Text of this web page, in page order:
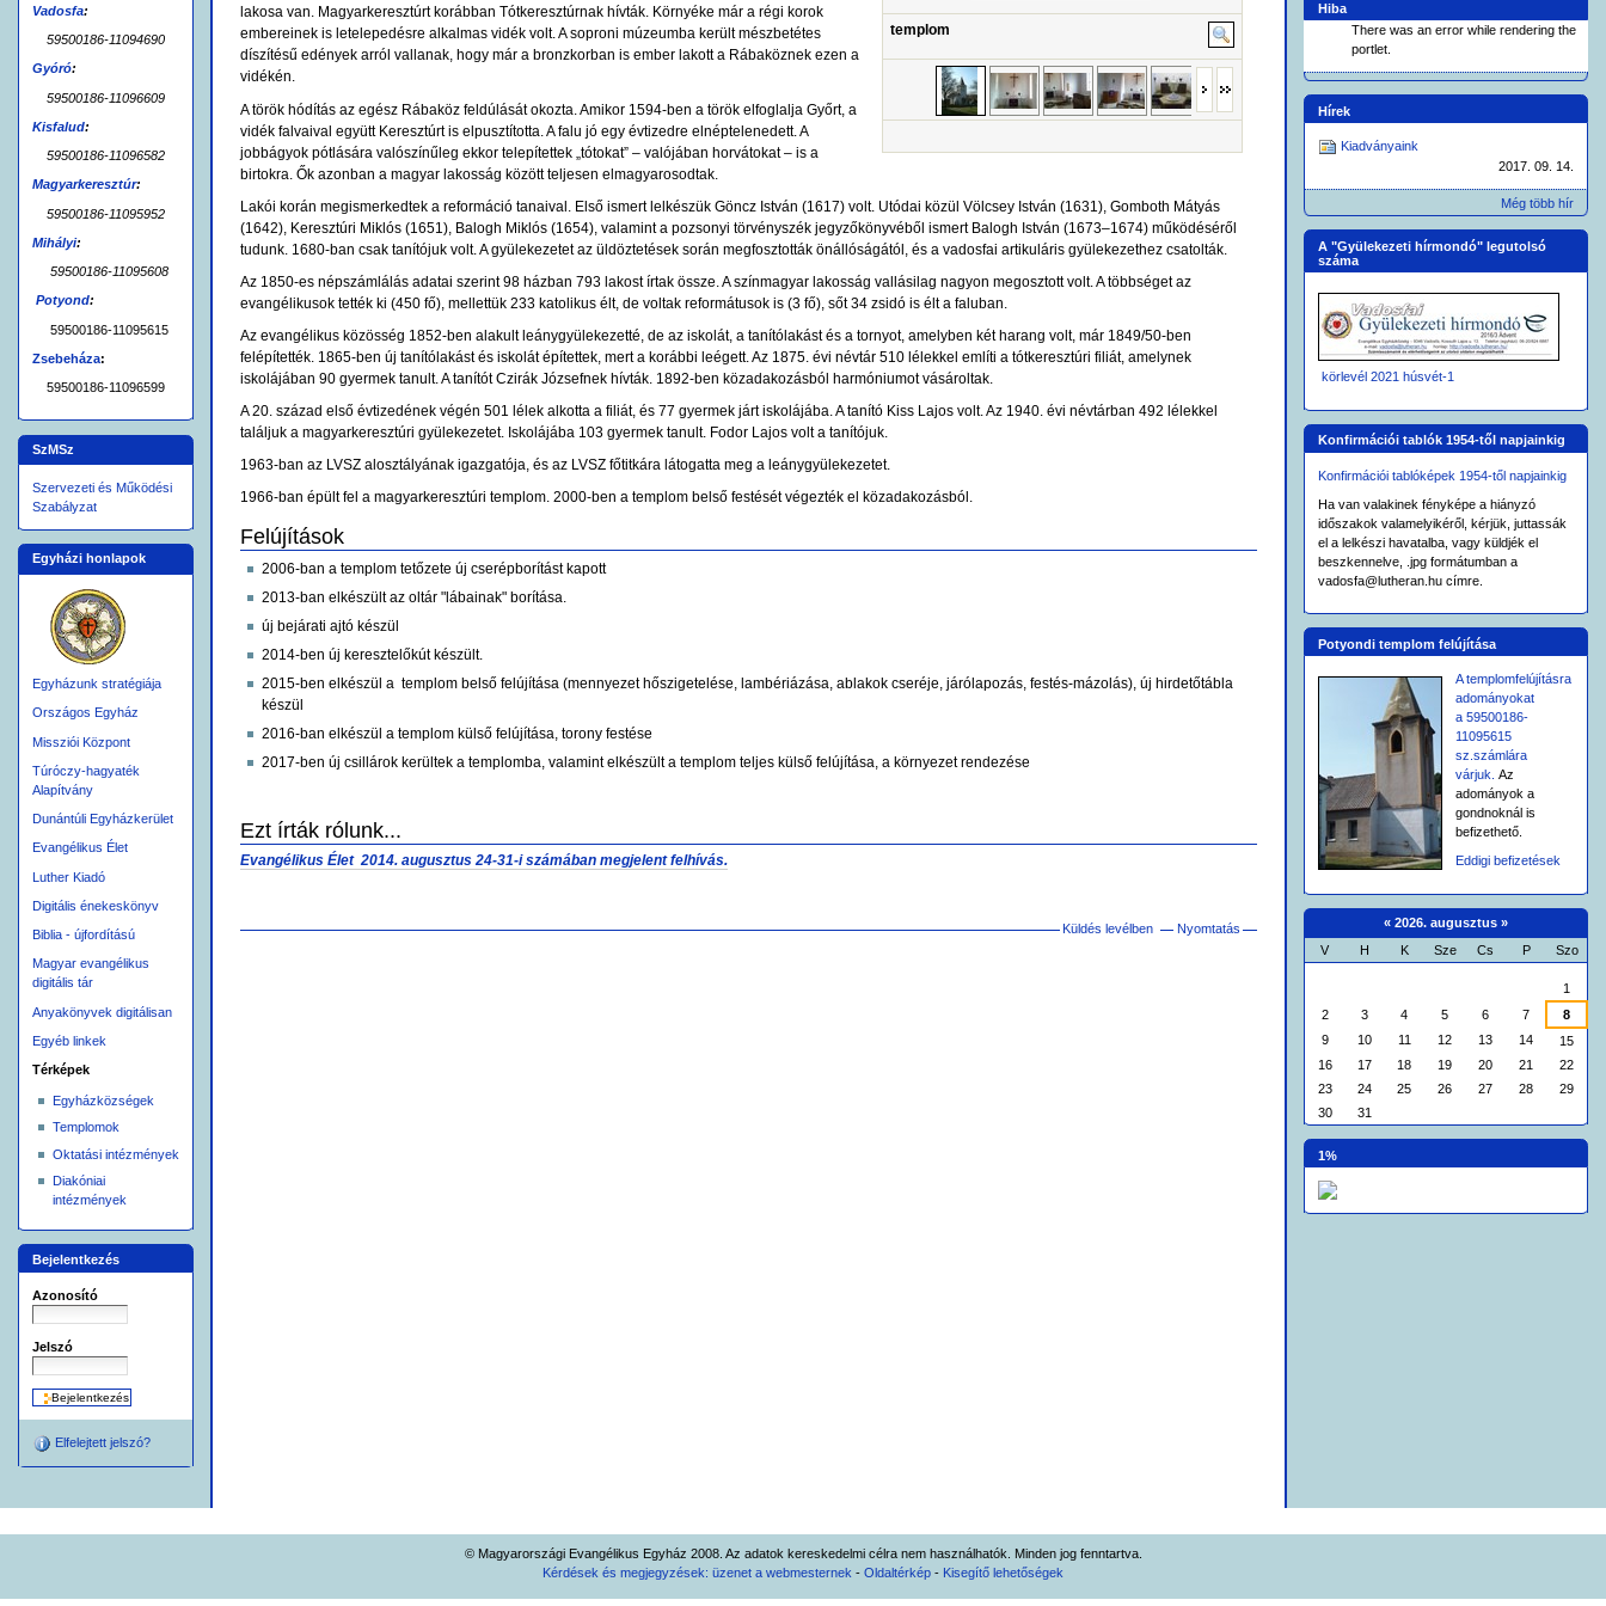
Vadosfa:
59500186-11094690
Gyóró:
59500186-11096609
Kisfalud:
59500186-11096582
Magyarkeresztúr:
59500186-11095952
Mihályi:
59500186-11095608
Potyond:
59500186-11095615
Zsebeháza:
59500186-11096599
SzMSz
Szervezeti és Működési
Szabályzat
Egyházi honlapok
Egyházunk stratégiája
Országos Egyház
Missziói Központ
Túróczy-hagyaték
Alapítvány
Dunántúli Egyházkerület
Evangélikus Élet
Luther Kiadó
Digitális énekeskönyv
Biblia - újfordítású
Magyar evangélikus
digitális tár
Anyakönyvek digitálisan
Egyéb linkek
Térképek
Egyházközségek
Templomok
Oktatási intézmények
Diakóniai
intézmények
Bejelentkezés
Azonosító
Jelszó
Elfelejtett jelszó?
templom
lakosa van. Magyarkeresztúrt korábban Tótkeresztúrnak hívták. Környéke már a régi korok
embereinek is letelepedésre alkalmas vidék volt. A soproni múzeumba került mészbetétes
díszítésű edények arról vallanak, hogy már a bronzkorban is ember lakott a Rábaköznek ezen a
vidékén.
A török hódítás az egész Rábaköz feldúlását okozta. Amikor 1594-ben a török elfoglalja Győrt, a
vidék falvaival együtt Keresztúrt is elpusztította. A falu jó egy évtizedre elnéptelenedett. A
jobbágyok pótlására valószínűleg ekkor telepítettek „tótokat” – valójában horvátokat – is a
birtokra. Ők azonban a magyar lakosság között teljesen elmagyarosodtak.
Lakói korán megismerkedtek a reformáció tanaival. Első ismert lelkészük Göncz István (1617) volt. Utódai közül Völcsey István (1631), Gomboth Mátyás
(1642), Keresztúri Miklós (1651), Balogh Miklós (1654), valamint a pozsonyi törvényszék jegyzőkönyvéből ismert Balogh István (1673–1674) működéséről
tudunk. 1680-ban csak tanítójuk volt. A gyülekezetet az üldöztetések során megfosztották önállóságától, és a vadosfai artikuláris gyülekezethez csatolták.
Az 1850-es népszámlálás adatai szerint 98 házban 793 lakost írtak össze. A színmagyar lakosság vallásilag nagyon megosztott volt. A többséget az
evangélikusok tették ki (450 fő), mellettük 233 katolikus élt, de voltak reformátusok is (3 fő), sőt 34 zsidó is élt a faluban.
Az evangélikus közösség 1852-ben alakult leánygyülekezetté, de az iskolát, a tanítólakást és a tornyot, amelyben két harang volt, már 1849/50-ben
felépítették. 1865-ben új tanítólakást és iskolát építettek, mert a korábbi leégett. Az 1875. évi névtár 510 lélekkel említi a tótkeresztúri filiát, amelynek
iskolájában 90 gyermek tanult. A tanítót Czirák Józsefnek hívták. 1892-ben közadakozásból harmóniumot vásároltak.
A 20. század első évtizedének végén 501 lélek alkotta a filiát, és 77 gyermek járt iskolájába. A tanító Kiss Lajos volt. Az 1940. évi névtárban 492 lélekkel
találjuk a magyarkeresztúri gyülekezetet. Iskolájába 103 gyermek tanult. Fodor Lajos volt a tanítójuk.
1963-ban az LVSZ alosztályának igazgatója, és az LVSZ főtitkára látogatta meg a leánygyülekezetet.
1966-ban épült fel a magyarkeresztúri templom. 2000-ben a templom belső festését végezték el közadakozásból.
Felújítások
2006-ban a templom tetőzete új cserépborítást kapott
2013-ban elkészült az oltár "lábainak" borítása.
új bejárati ajtó készül
2014-ben új keresztelőkút készült.
2015-ben elkészül a templom belső felújítása (mennyezet hőszigetelése, lambériázása, ablakok cseréje, járólapozás, festés-mázolás), új hirdetőtábla
készül
2016-ban elkészül a templom külső felújítása, torony festése
2017-ben új csillárok kerültek a templomba, valamint elkészült a templom teljes külső felújítása, a környezet rendezése
Ezt írták rólunk...
Evangélikus Élet2014. augusztus 24-31-i számában megjelent felhívás.
Küldés levélben Nyomtatás
Hiba
There was an error while rendering the
portlet.
Hírek
Kiadványaink
2017. 09. 14.
Még több hír
A "Gyülekezeti hírmondó" legutolsó
száma
körlevél 2021 húsvét-1
Konfirmációi tablók 1954-től napjainkig
Konfirmációi tablóképek 1954-től napjainkig
Ha van valakinek fényképe a hiányzó
időszakok valamelyikéről, kérjük, juttassák
el a lelkészi havatalba, vagy küldjék el
beszkennelve, .jpg formátumban a
vadosfa@lutheran.hu címre.
Potyondi templom felújítása
A templomfelújításra
adományokat
a 59500186-
11095615
sz.számlára
várjuk. Az
adományok a
gondnoknál is
befizethető.
Eddigi befizetések
« 2026. augusztus »
V H K Sze Cs P Szo
1
2
3 4 5 6 7
8
9
10 11 12 13 14
15
16
17 18 19 20 21
22
23
24 25 26 27 28
29
30
31
1%
© Magyarországi Evangélikus Egyház 2008. Az adatok kereskedelmi célra nem használhatók. Minden jog fenntartva.
Kérdések és megjegyzések: üzenet a webmesternek - Oldaltérkép - Kisegítő lehetőségek